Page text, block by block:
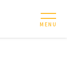
MENU